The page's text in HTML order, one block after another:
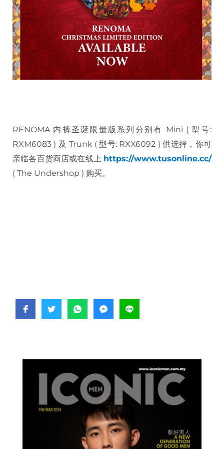
RENOMA 内裤圣诞限量版系列分别有 Mini ( 型号:
RXM6083 ) 及 Trunk ( 型号: RXX6092 ) 供选择，你可
亲临各百货商店或在线上 https://www.tusonline.cc/
( The Undershop ) 购买。